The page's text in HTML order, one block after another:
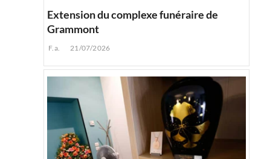
Extension du complexe funéraire de
Grammont
F.a. 21/07/2026